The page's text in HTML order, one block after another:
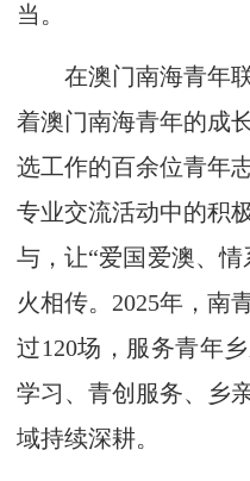
当。
在澳门南海青年联
着澳门南海青年的成
选工作的百余位青年
专业交流活动中的积
与，让“爱国爱澳、
火相传。2025年，南
过120场，服务青年
学习、青创服务、乡
域持续深耕。